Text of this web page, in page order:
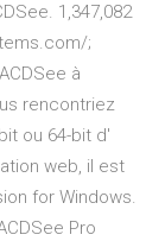
1,347,082
;
à
rencontriez
ou 64-bit d'
web, il est
for Windows.
Pro